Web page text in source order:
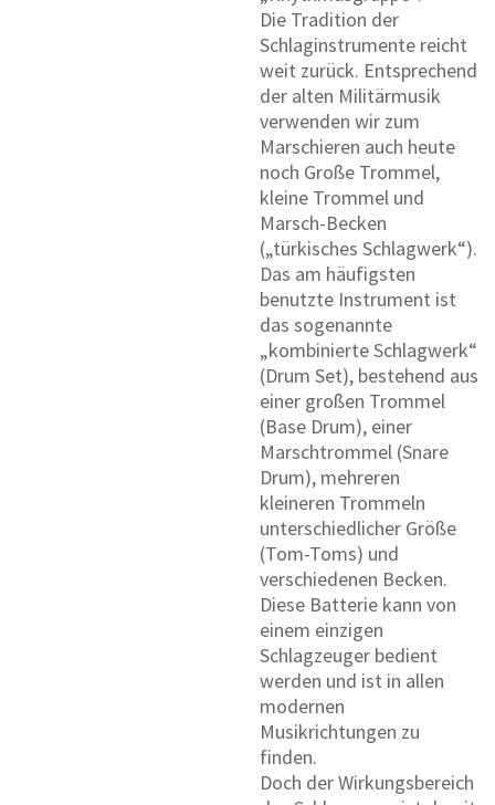
Die Tradition der
Schlaginstrumente reicht
weit zurück. Entsprechend
der alten Militärmusik
verwenden wir zum
Marschieren auch heute
noch Große Trommel,
kleine Trommel und
Marsch-Becken
(„türkisches Schlagwerk“).
Das am häufigsten
benutzte Instrument ist
das sogenannte
„kombinierte Schlagwerk“
(Drum Set), bestehend aus
einer großen Trommel
(Base Drum), einer
Marschtrommel (Snare
Drum), mehreren
kleineren Trommeln
unterschiedlicher Größe
(Tom-Toms) und
verschiedenen Becken.
Diese Batterie kann von
einem einzigen
Schlagzeuger bedient
werden und ist in allen
modernen
Musikrichtungen zu
finden.
Doch der Wirkungsbereich